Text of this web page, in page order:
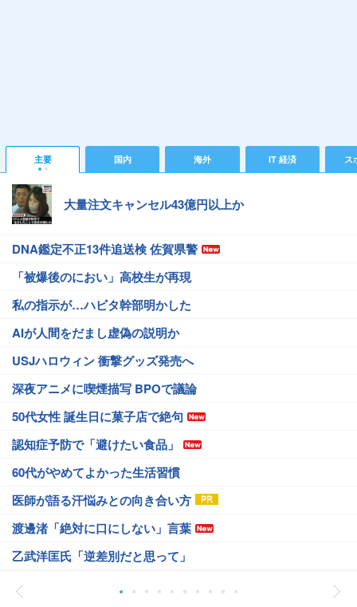
主要 国内 海外 IT 経済 ス
大量注文キャンセル43億円以上か
DNA鑑定不正13件追送検 佐賀県警
「被爆後のにおい」高校生が再現
私の指示が…ハビタ幹部明かした
AIが人間をだまし虚偽の説明か
USJハロウィン 衝撃グッズ発売へ
深夜アニメに喫煙描写 BPOで議論
50代女性 誕生日に菓子店で絶句
認知症予防で「避けたい食品」
60代がやめてよかった生活習慣
医師が語る汗悩みとの向き合い方
渡邊渚「絶対に口にしない」言葉
乙武洋匡氏「逆差別だと思って」